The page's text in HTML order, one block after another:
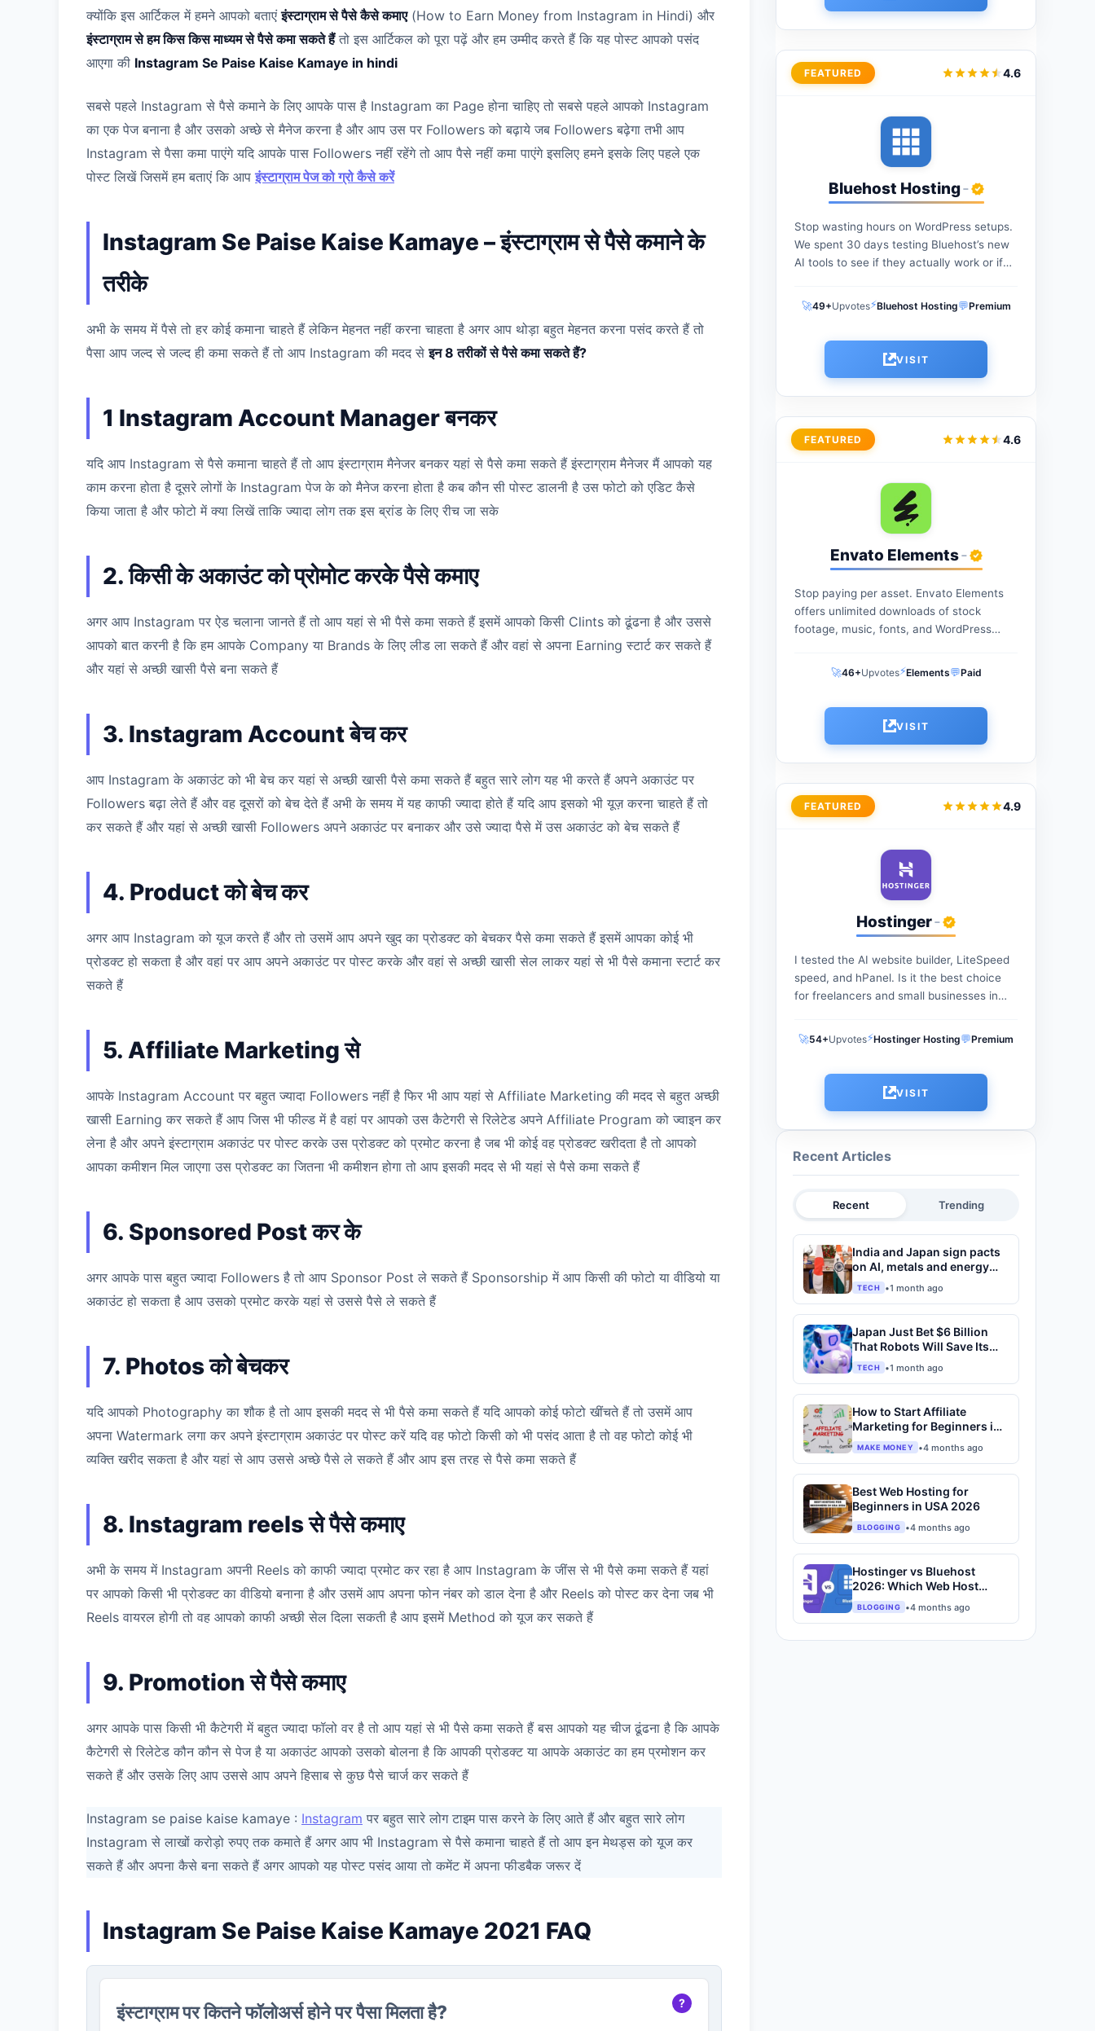
क्योंकि इस आर्टिकल में हमने आपको बताएंइंस्टाग्राम से पैसे कैसे कमाए(How to Earn Money from Instagram in Hindi) और
इंस्टाग्राम से हम किस किस माध्यम से पैसे कमा सकते हैंतो इस आर्टिकल को पूरा पढ़ें और हम उम्मीद करते हैं कि यह पोस्ट आपको पसंद
आएगा की Instagram Se Paise Kaise Kamaye in hindi
सबसे पहले Instagram से पैसे कमाने के लिए आपके पास है Instagram का Page होना चाहिए तो सबसे पहले आपको Instagram
का एक पेज बनाना है और उसको अच्छे से मैनेज करना है और आप उस पर Followers को बढ़ाये जब Followers बढ़ेगा तभी आप
Instagram से पैसा कमा पाएंगे यदि आपके पास Followers नहीं रहेंगे तो आप पैसे नहीं कमा पाएंगे इसलिए हमने इसके लिए पहले एक
पोस्ट लिखें जिसमें हम बताएं कि आपइंस्टाग्राम पेज को ग्रो कैसे करें
Instagram Se Paise Kaise Kamaye – इंस्टाग्राम से पैसे कमाने के
तरीके
अभी के समय में पैसे तो हर कोई कमाना चाहते हैं लेकिन मेहनत नहीं करना चाहता है अगर आप थोड़ा बहुत मेहनत करना पसंद करते हैं तो
पैसा आप जल्द से जल्द ही कमा सकते हैं तो आप Instagram की मदद सेइन 8 तरीकों से पैसे कमा सकते हैं?
1 Instagram Account Manager बनकर
यदि आप Instagram से पैसे कमाना चाहते हैं तो आप इंस्टाग्राम मैनेजर बनकर यहां से पैसे कमा सकते हैं इंस्टाग्राम मैनेजर मैं आपको यह
काम करना होता है दूसरे लोगों के Instagram पेज के को मैनेज करना होता है कब कौन सी पोस्ट डालनी है उस फोटो को एडिट कैसे
किया जाता है और फोटो में क्या लिखें ताकि ज्यादा लोग तक इस ब्रांड के लिए रीच जा सके
2. किसी के अकाउंट को प्रोमोट करके पैसे कमाए
अगर आप Instagram पर ऐड चलाना जानते हैं तो आप यहां से भी पैसे कमा सकते हैं इसमें आपको किसी Clints को ढूंढना है और उससे
आपको बात करनी है कि हम आपके Company या Brands के लिए लीड ला सकते हैं और वहां से अपना Earning स्टार्ट कर सकते हैं
और यहां से अच्छी खासी पैसे बना सकते हैं
3. Instagram Account बेच कर
आप Instagram के अकाउंट को भी बेच कर यहां से अच्छी खासी पैसे कमा सकते हैं बहुत सारे लोग यह भी करते हैं अपने अकाउंट पर
Followers बढ़ा लेते हैं और वह दूसरों को बेच देते हैं अभी के समय में यह काफी ज्यादा होते हैं यदि आप इसको भी यूज़ करना चाहते हैं तो
कर सकते हैं और यहां से अच्छी खासी Followers अपने अकाउंट पर बनाकर और उसे ज्यादा पैसे में उस अकाउंट को बेच सकते हैं
4. Product को बेच कर
अगर आप Instagram को यूज करते हैं और तो उसमें आप अपने खुद का प्रोडक्ट को बेचकर पैसे कमा सकते हैं इसमें आपका कोई भी
प्रोडक्ट हो सकता है और वहां पर आप अपने अकाउंट पर पोस्ट करके और वहां से अच्छी खासी सेल लाकर यहां से भी पैसे कमाना स्टार्ट कर
सकते हैं
5. Affiliate Marketing से
आपके Instagram Account पर बहुत ज्यादा Followers नहीं है फिर भी आप यहां से Affiliate Marketing की मदद से बहुत अच्छी
खासी Earning कर सकते हैं आप जिस भी फील्ड में है वहां पर आपको उस कैटेगरी से रिलेटेड अपने Affiliate Program को ज्वाइन कर
लेना है और अपने इंस्टाग्राम अकाउंट पर पोस्ट करके उस प्रोडक्ट को प्रमोट करना है जब भी कोई वह प्रोडक्ट खरीदता है तो आपको
आपका कमीशन मिल जाएगा उस प्रोडक्ट का जितना भी कमीशन होगा तो आप इसकी मदद से भी यहां से पैसे कमा सकते हैं
6. Sponsored Post कर के
अगर आपके पास बहुत ज्यादा Followers है तो आप Sponsor Post ले सकते हैं Sponsorship में आप किसी की फोटो या वीडियो या
अकाउंट हो सकता है आप उसको प्रमोट करके यहां से उससे पैसे ले सकते हैं
7. Photos को बेचकर
यदि आपको Photography का शौक है तो आप इसकी मदद से भी पैसे कमा सकते हैं यदि आपको कोई फोटो खींचते हैं तो उसमें आप
अपना Watermark लगा कर अपने इंस्टाग्राम अकाउंट पर पोस्ट करें यदि वह फोटो किसी को भी पसंद आता है तो वह फोटो कोई भी
व्यक्ति खरीद सकता है और यहां से आप उससे अच्छे पैसे ले सकते हैं और आप इस तरह से पैसे कमा सकते हैं
8. Instagram reels से पैसे कमाए
अभी के समय में Instagram अपनी Reels को काफी ज्यादा प्रमोट कर रहा है आप Instagram के जींस से भी पैसे कमा सकते हैं यहां
पर आपको किसी भी प्रोडक्ट का वीडियो बनाना है और उसमें आप अपना फोन नंबर को डाल देना है और Reels को पोस्ट कर देना जब भी
Reels वायरल होगी तो वह आपको काफी अच्छी सेल दिला सकती है आप इसमें Method को यूज कर सकते हैं
9. Promotion से पैसे कमाए
अगर आपके पास किसी भी कैटेगरी में बहुत ज्यादा फॉलो वर है तो आप यहां से भी पैसे कमा सकते हैं बस आपको यह चीज ढूंढना है कि आपके
कैटेगरी से रिलेटेड कौन कौन से पेज है या अकाउंट आपको उसको बोलना है कि आपकी प्रोडक्ट या आपके अकाउंट का हम प्रमोशन कर
सकते हैं और उसके लिए आप उससे आप अपने हिसाब से कुछ पैसे चार्ज कर सकते हैं
Instagram se paise kaise kamaye : Instagram पर बहुत सारे लोग टाइम पास करने के लिए आते हैं और बहुत सारे लोग
Instagram से लाखों करोड़ो रुपए तक कमाते हैं अगर आप भी Instagram से पैसे कमाना चाहते हैं तो आप इन मेथड्स को यूज कर
सकते हैं और अपना कैसे बना सकते हैं अगर आपको यह पोस्ट पसंद आया तो कमेंट में अपना फीडबैक जरूर दें
Instagram Se Paise Kaise Kamaye 2021 FAQ
इंस्टाग्राम पर कितने फॉलोअर्स होने पर पैसा मिलता है?
FEATURED 4.6
Bluehost Hosting-
Stop wasting hours on WordPress setups.
We spent 30 days testing Bluehost’s new
AI tools to see if they actually work or if
🚀49+Upvotes⚡Bluehost Hosting💬Premium
VISIT
FEATURED 4.6
Envato Elements-
Stop paying per asset. Envato Elements
offers unlimited downloads of stock
footage, music, fonts, and WordPress
ultimate creative warehouse for
freelancers and agencies...
🚀46+Upvotes⚡Elements💬Paid
VISIT
FEATURED 4.9
Hostinger-
I tested the AI website builder, LiteSpeed
speed, and hPanel. Is it the best choice
for freelancers and small businesses in
performance....
🚀54+Upvotes⚡Hostinger Hosting💬Premium
VISIT
Recent Articles
Recent Trending
India and Japan sign pacts
on AI, metals and energy
after Modi-Takaichi talks
TECH •1 month ago
Japan Just Bet $6 Billion
That Robots Will Save Its
Economy
TECH •1 month ago
How to Start Affiliate
Marketing for Beginners in
2026
MAKE MONEY •4 months ago
Best Web Hosting for
Beginners in USA 2026
BLOGGING •4 months ago
Hostinger vs Bluehost
2026: Which Web Host
Actually Deserves Your
Money?
BLOGGING •4 months ago